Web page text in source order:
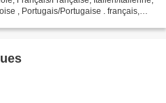
, Portugais/Portugaise . français,